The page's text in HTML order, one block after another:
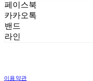
페이스북
카카오톡
밴드
라인
이용약관